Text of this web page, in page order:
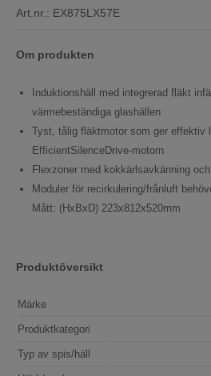
Art.nr.: EX875LX57E
Om produkten
Induktionshäll med integrerad fläkt
värmebeständiga glashällen
Tyst, tålig fläktmotor som ger effektiv
EfficientSilenceDrive-motorn
Flexzoner med kokkärlsavkänning
Moduler för recirkulering/frånluft
Mått: (HxBxD) 223x812x520mm
Produktöversikt
Märke
Produktkategori
Typ av spis/häll